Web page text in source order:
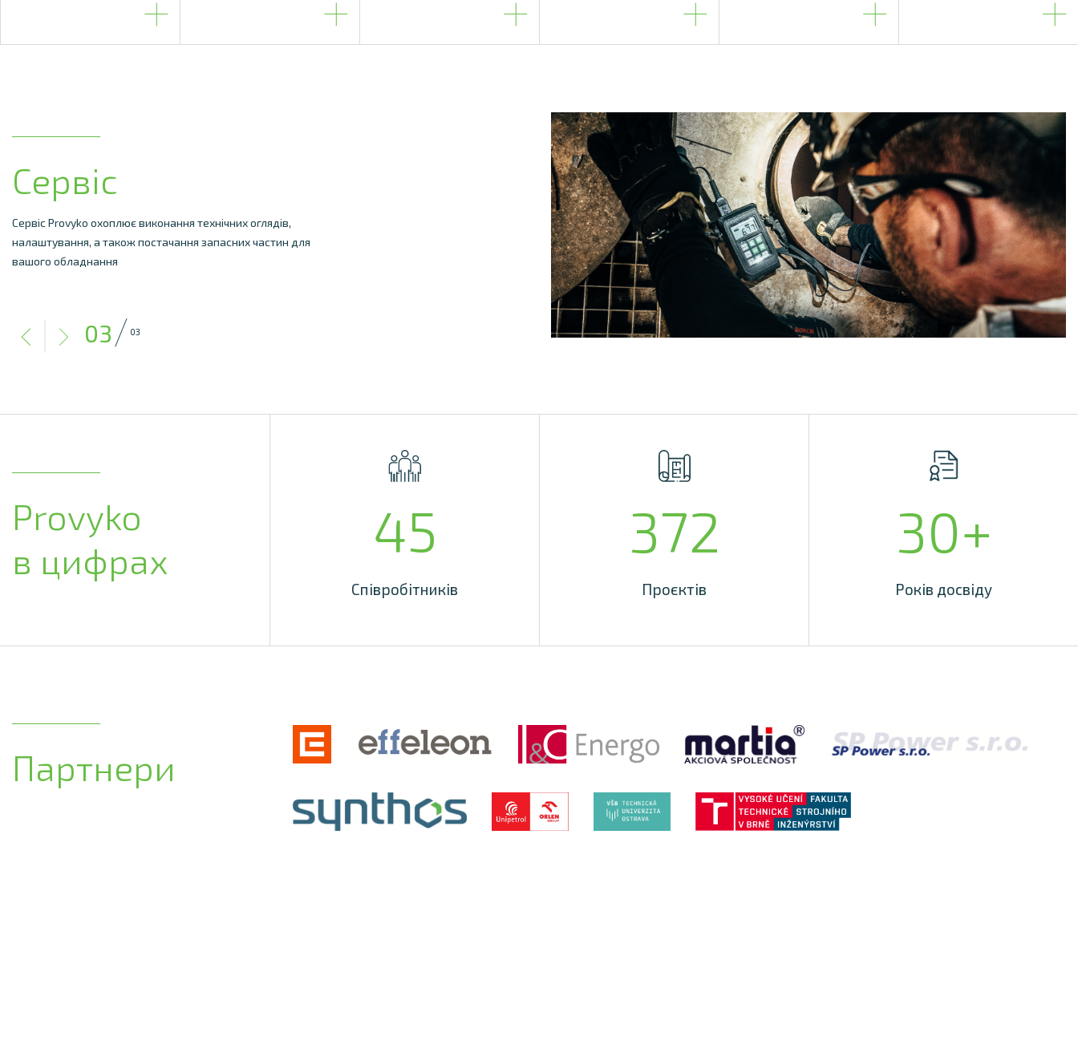
Сервіс
Сервіс Provyko охоплює виконання технічних оглядів,
налаштування, а також постачання запасних частин для
вашого обладнання
3D-сканування
З метою прискорення проєктування та мінімізації колізій з
наявною технологією ми стандартно застосовуємо
технологію 3D-сканування.
01 03
Provyko
в цифрах
45
Співробітників
372
Проєктів
30+
Років досвіду
Партнери